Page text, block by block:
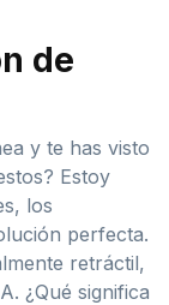
de
y te has visto
Estoy
los
perfecta.
retráctil,
¿Qué significa